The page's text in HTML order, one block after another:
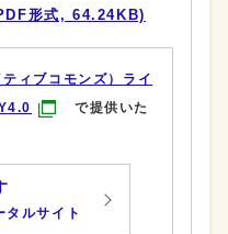
形式, 64.24KB)
ィブコモンズ）ライ
で提供いた
タルサイト